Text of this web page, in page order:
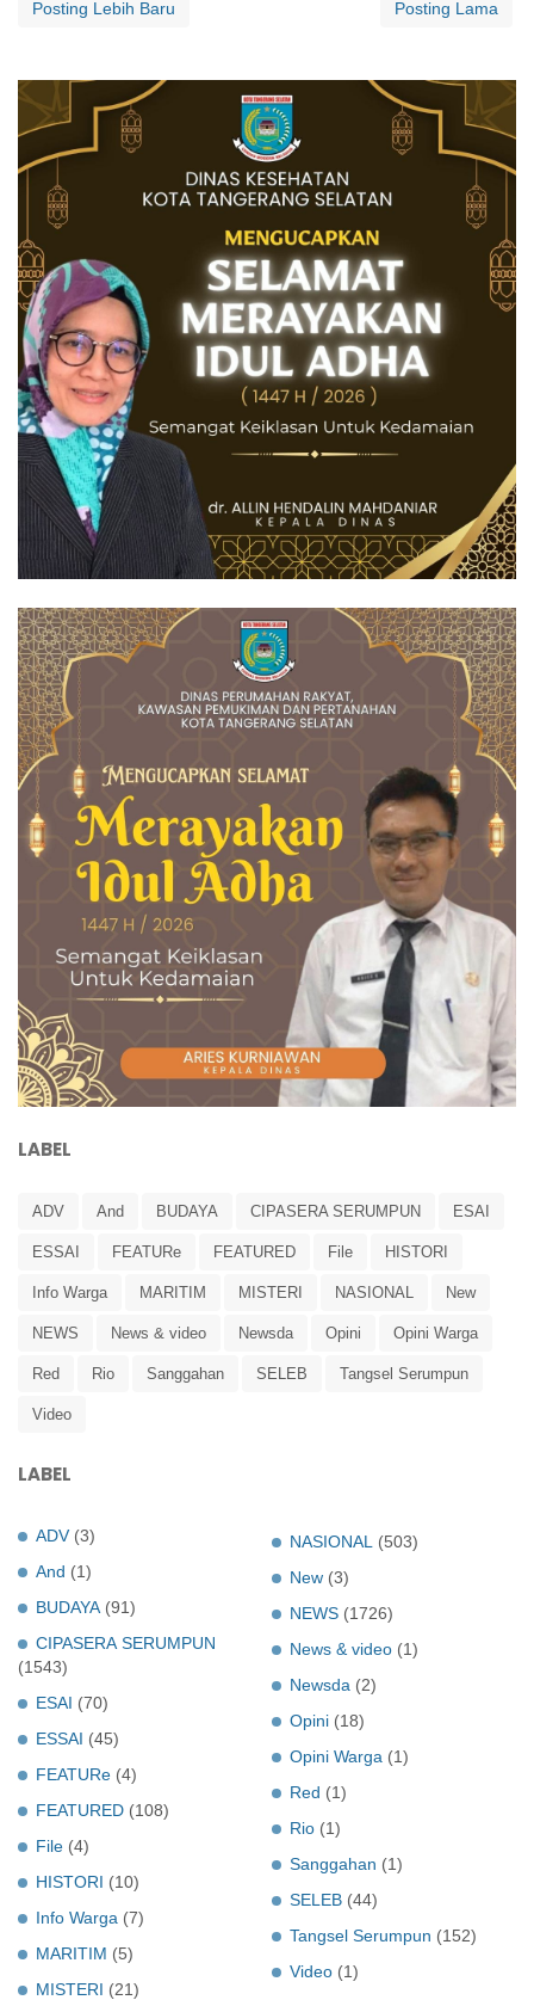
Posting Lebih Baru Posting Lama
LABEL
ADV And BUDAYA CIPASERA SERUMPUN ESAI
ESSAI FEATURe FEATURED File HISTORI
Info Warga MARITIM MISTERI NASIONAL New
NEWS News & video Newsda Opini Opini Warga
Red Rio Sanggahan SELEB Tangsel Serumpun
Video
LABEL
ADV (3)
And (1)
BUDAYA (91)
CIPASERA SERUMPUN
(1543)
ESAI (70)
ESSAI (45)
FEATURe (4)
FEATURED (108)
File (4)
HISTORI (10)
Info Warga (7)
MARITIM (5)
MISTERI (21)
NASIONAL
(503)
New (3)
NEWS (1726)
News & video (1)
Newsda (2)
Opini (18)
Opini Warga (1)
Red (1)
Rio (1)
Sanggahan (1)
SELEB (44)
Tangsel Serumpun (152)
Video (1)